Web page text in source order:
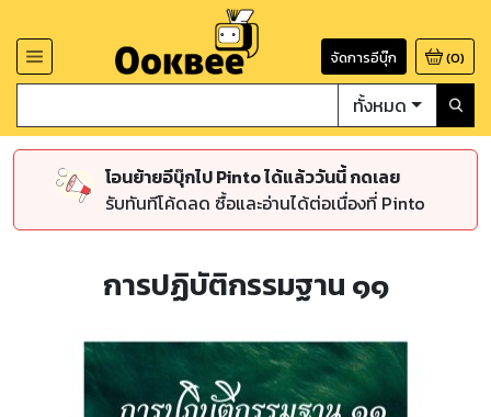
จัดการอีบุ๊ก (0)
ทั้งหมด
โอนย้ายอีบุ๊กไป Pinto ได้แล้ววันนี้ กดเลย
รับทันทีโค้ดลด ซื้อและอ่านได้ต่อเนื่องที่ Pinto
การปฏิบัติกรรมฐาน ๑๑